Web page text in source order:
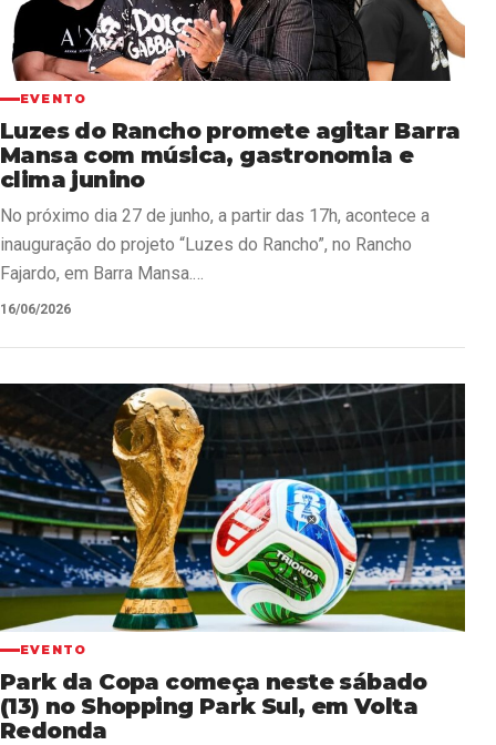
EVENTO
Luzes do Rancho promete agitar Barra
Mansa com música, gastronomia e
clima junino
No próximo dia 27 de junho, a partir das 17h, acontece a
inauguração do projeto “Luzes do Rancho”, no Rancho
Fajardo, em Barra Mansa.…
16/06/2026
EVENTO
Park da Copa começa neste sábado
(13) no Shopping Park Sul, em Volta
Redonda